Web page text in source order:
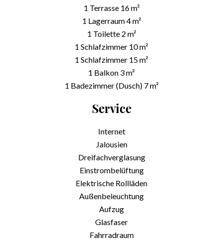
1 Terrasse 16 m²
1 Lagerraum4 m²
1 Toilette 2 m²
1 Schlafzimmer 10 m²
1 Schlafzimmer 15 m²
1 Balkon 3 m²
1 Badezimmer (Dusch) 7 m²
Service
Internet
Jalousien
Dreifachverglasung
Einstrombelüftung
Elektrische Rollläden
Außenbeleuchtung
Aufzug
Glasfaser
Fahrradraum